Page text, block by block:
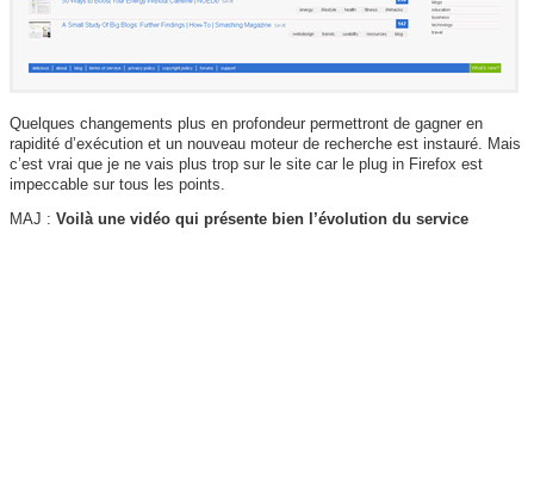
Quelques changements plus en profondeur permettront de gagner en
rapidité d’exécution et un nouveau moteur de recherche est instauré. Mais
c’est vrai que je ne vais plus trop sur le site car le plug in Firefox est
impeccable sur tous les points.
MAJ : Voilà une vidéo qui présente bien l’évolution du service